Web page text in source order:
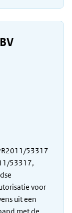
53317
53317,
voor
uit een